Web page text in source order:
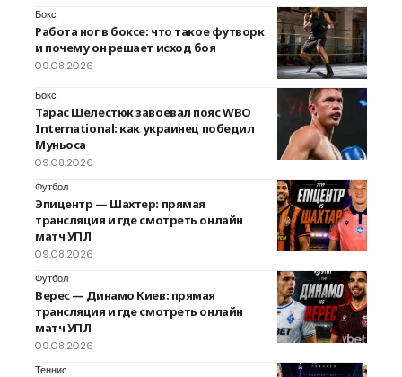
Бокс
Работа ног в боксе: что такое футворк
и почему он решает исход боя
09.08.2026
Бокс
Тарас Шелестюк завоевал пояс WBO
International: как украинец победил
Муньоса
09.08.2026
Футбол
Эпицентр — Шахтер: прямая
трансляция и где смотреть онлайн
матч УПЛ
09.08.2026
Футбол
Верес — Динамо Киев: прямая
трансляция и где смотреть онлайн
матч УПЛ
09.08.2026
Теннис